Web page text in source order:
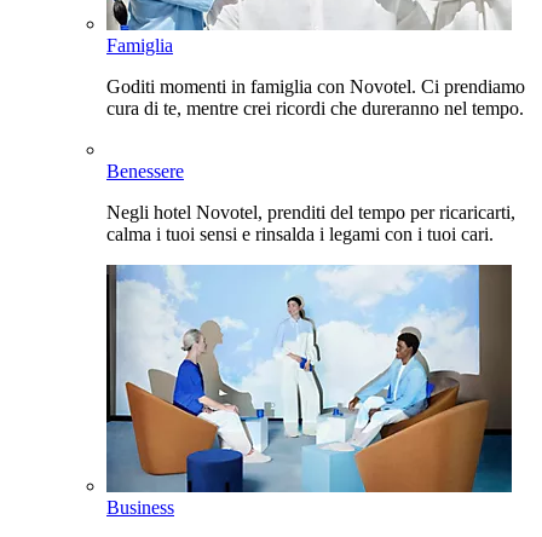
Famiglia
Goditi momenti in famiglia con Novotel. Ci prendiamo
cura di te, mentre crei ricordi che dureranno nel tempo.
Benessere
Negli hotel Novotel, prenditi del tempo per ricaricarti,
calma i tuoi sensi e rinsalda i legami con i tuoi cari.
Business